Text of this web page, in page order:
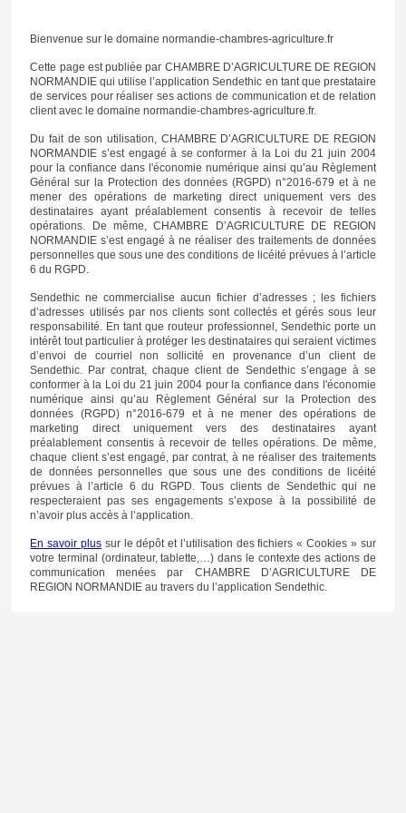
Bienvenue sur le domaine normandie-chambres-agriculture.fr
Cette page est publiée par CHAMBRE D’AGRICULTURE DE REGION
NORMANDIE qui utilise l’application Sendethic en tant que prestataire
de services pour réaliser ses actions de communication et de relation
client avec le domaine normandie-chambres-agriculture.fr.
Du fait de son utilisation, CHAMBRE D’AGRICULTURE DE REGION
NORMANDIE s’est engagé à se conformer à la Loi du 21 juin 2004
pour la confiance dans l'économie numérique ainsi qu’au Règlement
Général sur la Protection des données (RGPD) n°2016-679 et à ne
mener des opérations de marketing direct uniquement vers des
destinataires ayant préalablement consentis à recevoir de telles
opérations. De même, CHAMBRE D’AGRICULTURE DE REGION
NORMANDIE s’est engagé à ne réaliser des traitements de données
personnelles que sous une des conditions de licéité prévues à l’article
6 du RGPD.
Sendethic ne commercialise aucun fichier d’adresses ; les fichiers
d’adresses utilisés par nos clients sont collectés et gérés sous leur
responsabilité. En tant que routeur professionnel, Sendethic porte un
intérêt tout particulier à protéger les destinataires qui seraient victimes
d’envoi de courriel non sollicité en provenance d’un client de
Sendethic. Par contrat, chaque client de Sendethic s’engage à se
conformer à la Loi du 21 juin 2004 pour la confiance dans l'économie
numérique ainsi qu’au Règlement Général sur la Protection des
données (RGPD) n°2016-679 et à ne mener des opérations de
marketing direct uniquement vers des destinataires ayant
préalablement consentis à recevoir de telles opérations. De même,
chaque client s’est engagé, par contrat, à ne réaliser des traitements
de données personnelles que sous une des conditions de licéité
prévues à l’article 6 du RGPD. Tous clients de Sendethic qui ne
respecteraient pas ses engagements s’expose à la possibilité de
n’avoir plus accès à l’application.
En savoir plus sur le dépôt et l’utilisation des fichiers « Cookies » sur
votre terminal (ordinateur, tablette,…) dans le contexte des actions de
communication menées par CHAMBRE D’AGRICULTURE DE
REGION NORMANDIE au travers du l’application Sendethic.